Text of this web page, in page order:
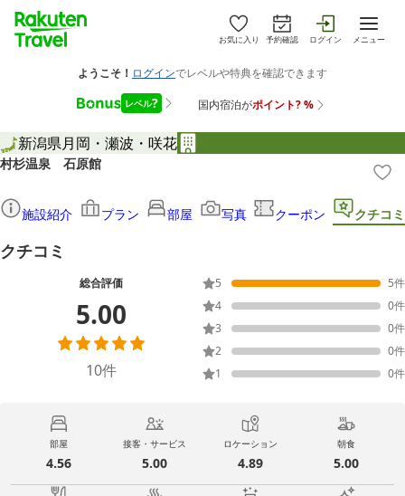
お気に入り 予約確認 ログイン メニュー
新潟県月岡・瀬波・咲花
村杉温泉 石原館
施設紹介 プラン 部屋 写真 クーポン クチコミ
クチコミ
総合評価
5.00
10件
5 5件
4
0件
3
0件
2
0件
1
0件
部屋
4.56
接客・サービス
5.00
ロケーション
4.89
朝食
5.00